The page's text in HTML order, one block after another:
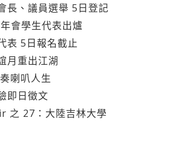
長、議員選舉 5日登記
會學生代表出爐
表 5日報名截止
月重出江湖
喇叭人生
即日徵文
之 27：大陸吉林大學